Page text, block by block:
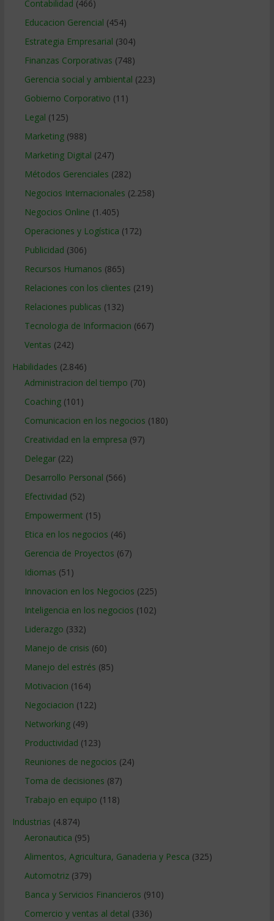
Contabilidad (466)
Educacion Gerencial (454)
Estrategia Empresarial (304)
Finanzas Corporativas (748)
Gerencia social y ambiental (223)
Gobierno Corporativo (11)
Legal (125)
Marketing(988)
Marketing Digital (247)
Métodos Gerenciales (282)
Negocios Internacionales (2.258)
Negocios Online (1.405)
Operaciones y Logística (172)
Publicidad (306)
Recursos Humanos (865)
Relaciones con los clientes (219)
Relaciones publicas (132)
Tecnologia de Informacion (667)
Ventas (242)
Habilidades (2.846)
Administracion del tiempo (70)
Coaching(101)
Comunicacion en los negocios (180)
Creatividad en la empresa (97)
Delegar(22)
Desarrollo Personal (566)
Efectividad (52)
Empowerment (15)
Etica en los negocios (46)
Gerencia de Proyectos (67)
Idiomas (51)
Innovacion en los Negocios (225)
Inteligencia en los negocios (102)
Liderazgo (332)
Manejo de crisis (60)
Manejo del estrés (85)
Motivacion (164)
Negociacion (122)
Networking(49)
Productividad (123)
Reuniones de negocios (24)
Toma de decisiones (87)
Trabajo en equipo (118)
Industrias (4.874)
Aeronautica (95)
Alimentos, Agricultura, Ganaderia y Pesca (325)
Automotriz(379)
Banca y Servicios Financieros (910)
Comercio y ventas al detal (336)